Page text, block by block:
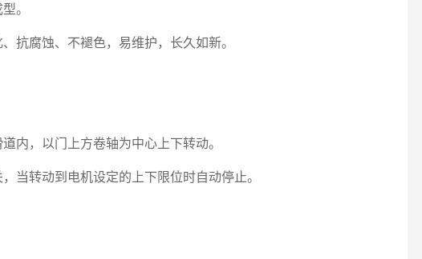
。
抗腐蚀、不褪色，易维护，长久如新。
内，以门上方卷轴为中心上下转动。
当转动到电机设定的上下限位时自动停止。